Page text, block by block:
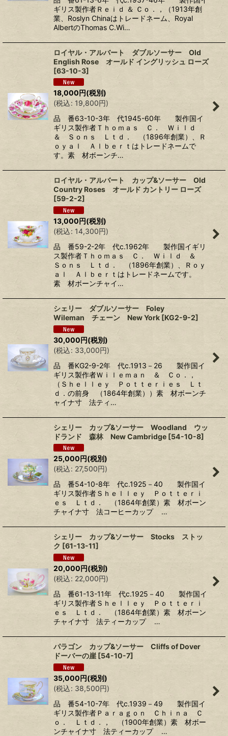
ギリス製作者Ｒｅｉｄ ＆ Ｃｏ．，（1913年創
業、Roslyn Chinaはトレードネーム、Royal
AlbertのThomas C.Wi…
ロイヤル・アルバート ダブルソーサー Old
English Rose オールド イングリッシュ ローズ
[63-10-3]
18,000円(税別)
(税込: 19,800円)
品 番63-10-3年 代1945-60年 製作国イ
ギリス製作者Ｔｈｏｍａｓ Ｃ． Ｗｉｌｄ
＆ Ｓｏｎｓ Ｌｔｄ． （1896年創業）、Ｒ
ｏｙａｌ Ａｌｂｅｒｔはトレードネームで
す。素 材ボーンチ…
ロイヤル・アルバート カップ&ソーサー Old
Country Roses オールド カントリー ローズ
[59-2-2]
13,000円(税別)
(税込: 14,300円)
品 番59-2-2年 代c.1962年 製作国イギリ
ス製作者Ｔｈｏｍａｓ Ｃ． Ｗｉｌｄ ＆
Ｓｏｎｓ Ｌｔｄ． （1896年創業）、Ｒｏｙ
ａｌ Ａｌｂｅｒｔはトレードネームです。
素 材ボーンチャイ…
シェリー ダブルソーサー Foley
Wileman チェーン New York [KG2-9-2]
30,000円(税別)
(税込: 33,000円)
品 番KG2-9-2年 代c.1913－26 製作国イ
ギリス製作者Ｗｉｌｅｍａｎ ＆ Ｃｏ．，
（Ｓｈｅｌｌｅｙ Ｐｏｔｔｅｒｉｅｓ Ｌｔ
ｄ．の前身 （1864年創業））素 材ボーンチ
ャイナ寸 法ティ…
シェリー カップ&ソーサー Woodland ウッ
ドランド 森林 New Cambridge [54-10-8]
25,000円(税別)
(税込: 27,500円)
品 番54-10-8年 代c.1925－40 製作国イ
ギリス製作者Ｓｈｅｌｌｅｙ Ｐｏｔｔｅｒｉ
ｅｓ Ｌｔｄ． （1864年創業）素 材ボーン
チャイナ寸 法コーヒーカップ …
シェリー カップ&ソーサー Stocks ストッ
ク [61-13-11]
20,000円(税別)
(税込: 22,000円)
品 番61-13-11年 代c.1925－40 製作国イ
ギリス製作者Ｓｈｅｌｌｅｙ Ｐｏｔｔｅｒｉ
ｅｓ Ｌｔｄ． （1864年創業）素 材ボーン
チャイナ寸 法ティーカップ …
パラゴン カップ&ソーサー Cliffs of Dover
ドーバーの崖 [54-10-7]
35,000円(税別)
(税込: 38,500円)
品 番54-10-7年 代c.1939－49 製作国イ
ギリス製作者Ｐａｒａｇｏｎ Ｃｈｉｎａ Ｃ
ｏ． Ｌｔｄ．， （1900年創業）素 材ボー
ンチャイナ寸 法ティーカップ …